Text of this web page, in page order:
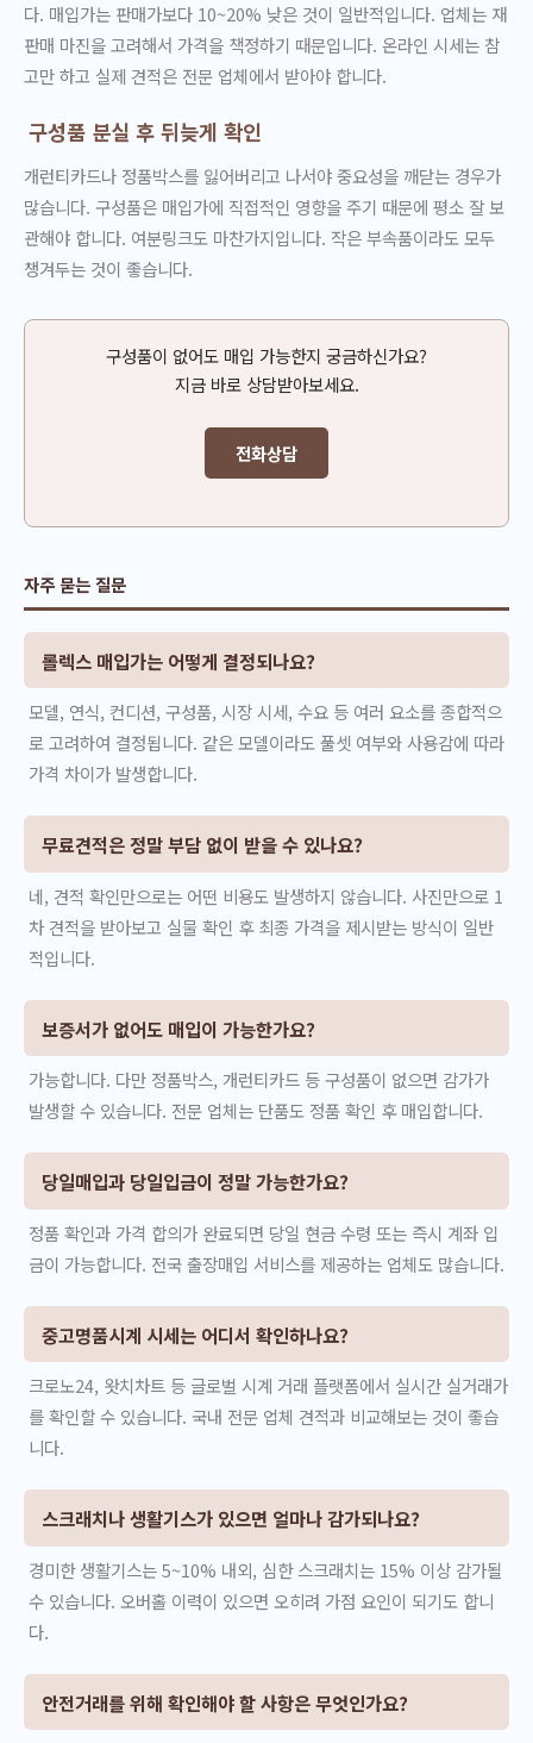
다. 매입가는 판매가보다 10~20% 낮은 것이 일반적입니다. 업체는 재
판매 마진을 고려해서 가격을 책정하기 때문입니다. 온라인 시세는 참
고만 하고 실제 견적은 전문 업체에서 받아야 합니다.
구성품 분실 후 뒤늦게 확인
개런티카드나 정품박스를 잃어버리고 나서야 중요성을 깨닫는 경우가
많습니다. 구성품은 매입가에 직접적인 영향을 주기 때문에 평소 잘 보
관해야 합니다. 여분링크도 마찬가지입니다. 작은 부속품이라도 모두
챙겨두는 것이 좋습니다.
구성품이 없어도 매입 가능한지 궁금하신가요?
지금 바로 상담받아보세요.
전화상담
자주 묻는 질문
롤렉스 매입가는 어떻게 결정되나요?
모델, 연식, 컨디션, 구성품, 시장 시세, 수요 등 여러 요소를 종합적으
로 고려하여 결정됩니다. 같은 모델이라도 풀셋 여부와 사용감에 따라
가격 차이가 발생합니다.
무료견적은 정말 부담 없이 받을 수 있나요?
네, 견적 확인만으로는 어떤 비용도 발생하지 않습니다. 사진만으로 1
차 견적을 받아보고 실물 확인 후 최종 가격을 제시받는 방식이 일반
적입니다.
보증서가 없어도 매입이 가능한가요?
가능합니다. 다만 정품박스, 개런티카드 등 구성품이 없으면 감가가
발생할 수 있습니다. 전문 업체는 단품도 정품 확인 후 매입합니다.
당일매입과 당일입금이 정말 가능한가요?
정품 확인과 가격 합의가 완료되면 당일 현금 수령 또는 즉시 계좌 입
금이 가능합니다. 전국 출장매입 서비스를 제공하는 업체도 많습니다.
중고명품시계 시세는 어디서 확인하나요?
크로노24, 왓치차트 등 글로벌 시계 거래 플랫폼에서 실시간 실거래가
를 확인할 수 있습니다. 국내 전문 업체 견적과 비교해보는 것이 좋습
니다.
스크래치나 생활기스가 있으면 얼마나 감가되나요?
경미한 생활기스는 5~10% 내외, 심한 스크래치는 15% 이상 감가될
수 있습니다. 오버홀 이력이 있으면 오히려 가점 요인이 되기도 합니
다.
안전거래를 위해 확인해야 할 사항은 무엇인가요?